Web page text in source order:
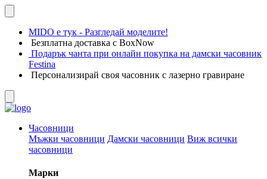
MIDO е тук - Разгледай моделите!
Безплатна доставка с BoxNow
Подарък чанта при онлайн покупка на дамски часовник
Festina
Персонализирай своя часовник с лазерно гравиране
Часовници
Мъжки часовници Дамски часовници Виж всички
часовници
Марки